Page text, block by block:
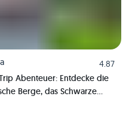
4.87
Abenteuer: Entdecke die
Berge, das Schwarze